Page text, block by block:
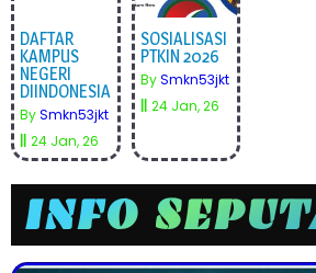
DAFTAR
KAMPUS
NEGERI
DIINDONESIA
BySmkn53jkt
24 Jan, 26
SOSIALISASI
PTKIN 2026
BySmkn53jkt
24 Jan, 26
INFO